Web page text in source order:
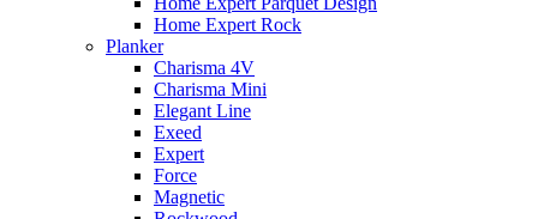
Home Expert Rock
Planker
Charisma 4V
Charisma Mini
Elegant Line
Exeed
Expert
Force
Magnetic